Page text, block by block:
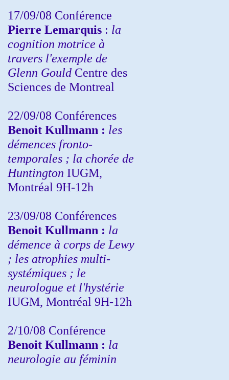
17/09/08 Conférence
Pierre Lemarquis : la
cognition motrice à
travers l'exemple de
Glenn Gould Centre des
Sciences de Montreal
22/09/08 Conférences
Benoit Kullmann : les
démences fronto-
temporales ; la chorée de
Huntington IUGM,
Montréal 9H-12h
23/09/08 Conférences
Benoit Kullmann : la
démence à corps de Lewy
; les atrophies multi-
systémiques ; le
neurologue et l'hystérie
IUGM, Montréal 9H-12h
2/10/08 Conférence
Benoit Kullmann : la
neurologie au féminin